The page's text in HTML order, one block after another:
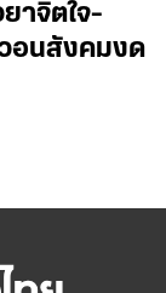
าจิตใจ-
อนสังคมงด